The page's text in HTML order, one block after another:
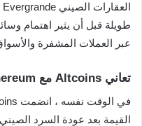
طويلة قبل أن يثير اهتمام
عبر العملات المشفرة
تعاني Altcoins مع Ethereum أقل من 3000 دولار
القيمة بعد عودة السرد